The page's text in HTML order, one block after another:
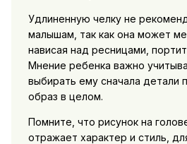
Удлиненную челку не
малышам, так как она может
нависая над ресницами,
Мнение ребенка важно
выбирать ему сначала детали
образ в целом.
Помните, что рисунок на
отражает характер и стиль,